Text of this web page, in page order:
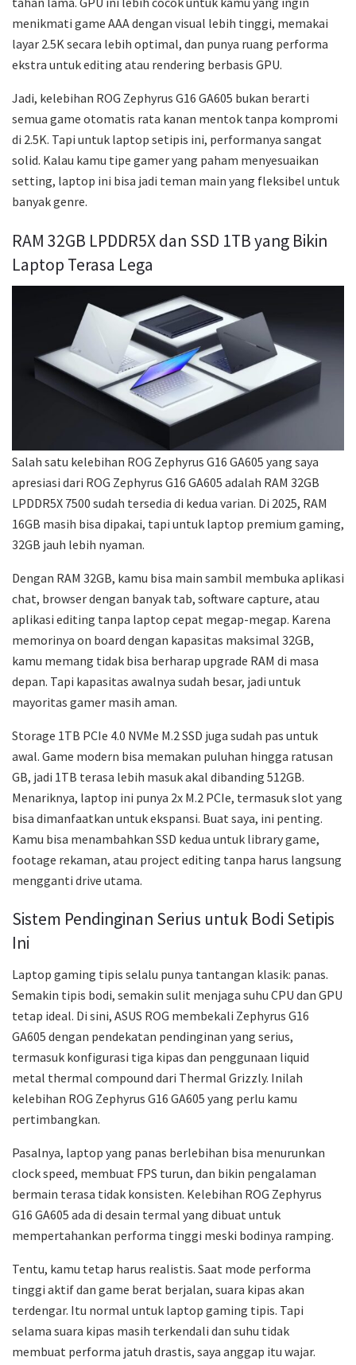
menikmati game AAA dengan visual lebih tinggi, memakai
layar 2.5K secara lebih optimal, dan punya ruang performa
ekstra untuk editing atau rendering berbasis GPU.
Jadi, kelebihan ROG Zephyrus G16 GA605 bukan berarti
semua game otomatis rata kanan mentok tanpa kompromi
di 2.5K. Tapi untuk laptop setipis ini, performanya sangat
solid. Kalau kamu tipe gamer yang paham menyesuaikan
setting, laptop ini bisa jadi teman main yang fleksibel untuk
banyak genre.
RAM 32GB LPDDR5X dan SSD 1TB yang Bikin
Laptop Terasa Lega
Salah satu kelebihan ROG Zephyrus G16 GA605 yang saya
apresiasi dari ROG Zephyrus G16 GA605 adalah RAM 32GB
LPDDR5X 7500 sudah tersedia di kedua varian. Di 2025, RAM
16GB masih bisa dipakai, tapi untuk laptop premium gaming,
32GB jauh lebih nyaman.
Dengan RAM 32GB, kamu bisa main sambil membuka aplikasi
chat, browser dengan banyak tab, software capture, atau
aplikasi editing tanpa laptop cepat megap-megap. Karena
memorinya on board dengan kapasitas maksimal 32GB,
kamu memang tidak bisa berharap upgrade RAM di masa
depan. Tapi kapasitas awalnya sudah besar, jadi untuk
mayoritas gamer masih aman.
Storage 1TB PCIe 4.0 NVMe M.2 SSD juga sudah pas untuk
awal. Game modern bisa memakan puluhan hingga ratusan
GB, jadi 1TB terasa lebih masuk akal dibanding 512GB.
Menariknya, laptop ini punya 2x M.2 PCIe, termasuk slot yang
bisa dimanfaatkan untuk ekspansi. Buat saya, ini penting.
Kamu bisa menambahkan SSD kedua untuk library game,
footage rekaman, atau project editing tanpa harus langsung
mengganti drive utama.
Sistem Pendinginan Serius untuk Bodi Setipis
Ini
Laptop gaming tipis selalu punya tantangan klasik: panas.
Semakin tipis bodi, semakin sulit menjaga suhu CPU dan GPU
tetap ideal. Di sini, ASUS ROG membekali Zephyrus G16
GA605 dengan pendekatan pendinginan yang serius,
termasuk konfigurasi tiga kipas dan penggunaan liquid
metal thermal compound dari Thermal Grizzly. Inilah
kelebihan ROG Zephyrus G16 GA605 yang perlu kamu
pertimbangkan.
Pasalnya, laptop yang panas berlebihan bisa menurunkan
clock speed, membuat FPS turun, dan bikin pengalaman
bermain terasa tidak konsisten. Kelebihan ROG Zephyrus
G16 GA605 ada di desain termal yang dibuat untuk
mempertahankan performa tinggi meski bodinya ramping.
Tentu, kamu tetap harus realistis. Saat mode performa
tinggi aktif dan game berat berjalan, suara kipas akan
terdengar. Itu normal untuk laptop gaming tipis. Tapi
selama suara kipas masih terkendali dan suhu tidak
membuat performa jatuh drastis, saya anggap itu wajar.